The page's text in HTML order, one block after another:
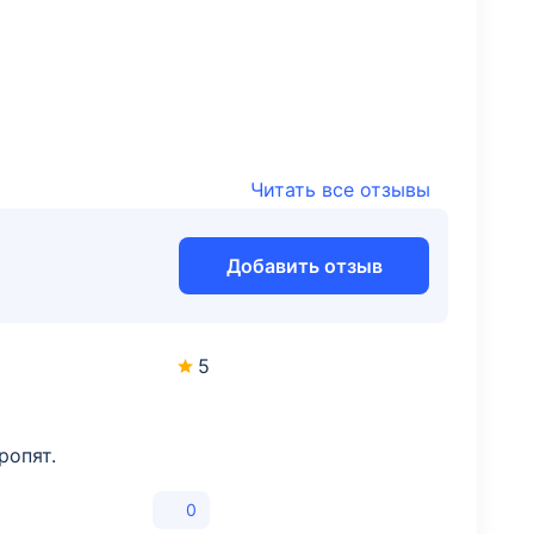
Читать все отзывы
Добавить отзыв
5
0